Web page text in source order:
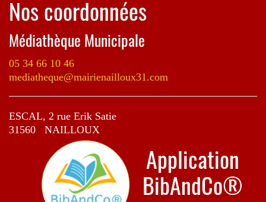
Nos coordonnées
Médiathèque Municipale
05 34 66 10 46
mediatheque@mairienailloux31.com
ESCAL, 2 rue Erik Satie
31560 NAILLOUX
Application
BibAndCo®